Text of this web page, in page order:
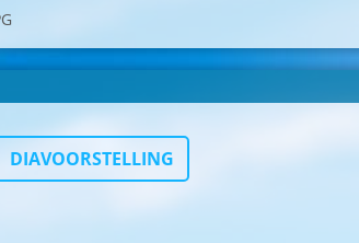
DIAVOORSTELLING